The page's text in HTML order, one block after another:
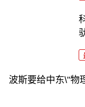
波斯要给中东\"物